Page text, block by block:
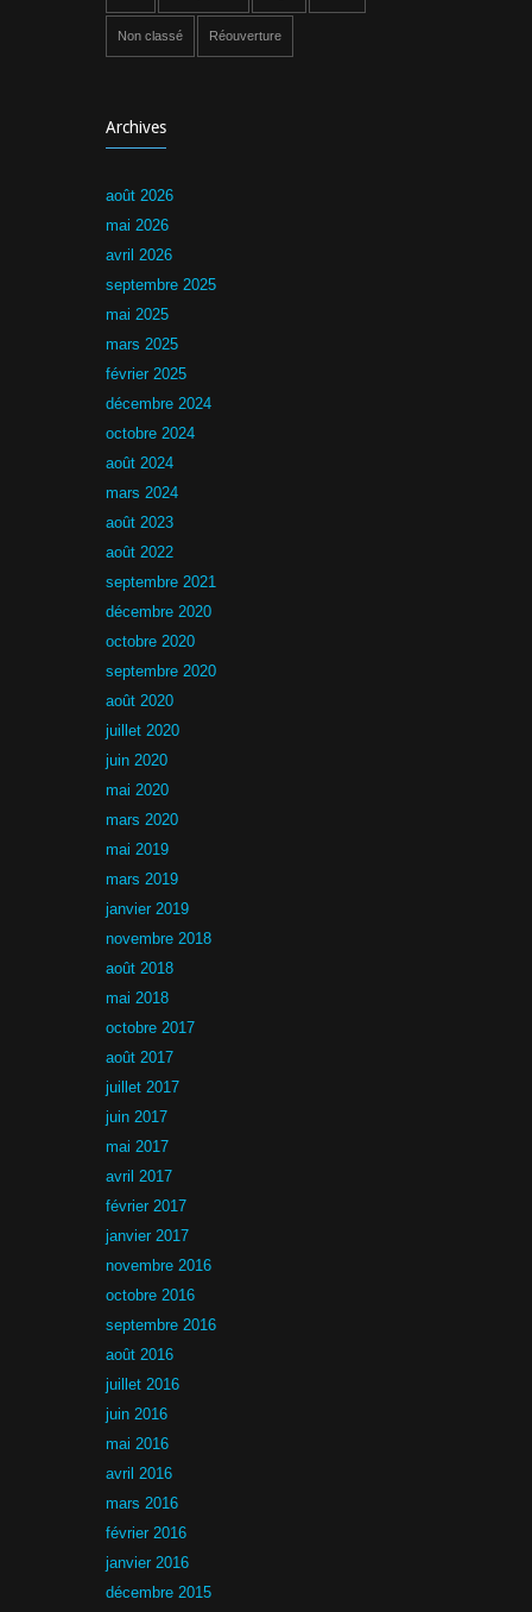
Non classé Réouverture
Archives
août 2026
mai 2026
avril 2026
septembre 2025
mai 2025
mars 2025
février 2025
décembre 2024
octobre 2024
août 2024
mars 2024
août 2023
août 2022
septembre 2021
décembre 2020
octobre 2020
septembre 2020
août 2020
juillet 2020
juin 2020
mai 2020
mars 2020
mai 2019
mars 2019
janvier 2019
novembre 2018
août 2018
mai 2018
octobre 2017
août 2017
juillet 2017
juin 2017
mai 2017
avril 2017
février 2017
janvier 2017
novembre 2016
octobre 2016
septembre 2016
août 2016
juillet 2016
juin 2016
mai 2016
avril 2016
mars 2016
février 2016
janvier 2016
décembre 2015